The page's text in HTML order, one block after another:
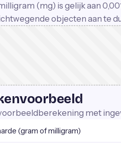
(mg) is gelijk aan
objecten aan te
met
(gram of milligram)